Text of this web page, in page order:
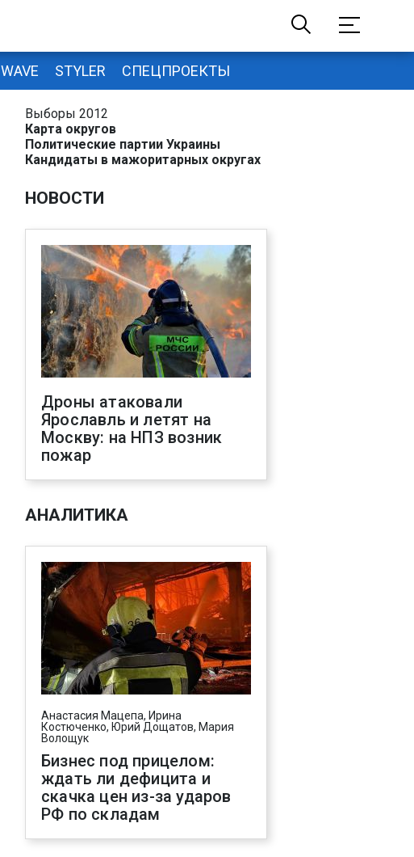
WAVE STYLER СПЕЦПРОЕКТЫ
Выборы 2012
Карта округов
Политические партии Украины
Кандидаты в мажоритарных округах
НОВОСТИ
Дроны атаковали
Ярославль и летят на
Москву: на НПЗ возник
пожар
АНАЛИТИКА
Анастасия Мацепа, Ирина
Костюченко, Юрий Дощатов, Мария
Волощук
Бизнес под прицелом:
ждать ли дефицита и
скачка цен из-за ударов
РФ по складам